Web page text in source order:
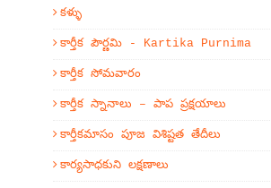
కళ్ళు
కార్తీక పౌర్ణమి - Kartika Purnima
కార్తీక సోమవారం
కార్తీక స్నానాలు – పాప ప్రక్షయాలు
కార్తీకమాసం పూజ విశిష్టత తేదీలు
కార్యసాధకుని లక్షణాలు